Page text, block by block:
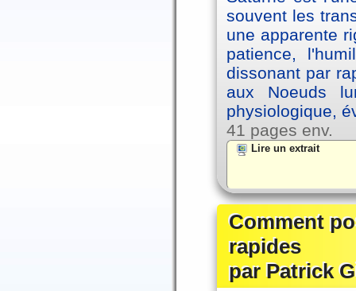
souvent les
une apparente
patience,
dissonant par
aux Noeuds
physiologique,
41 pages env.
Lire un extrait
Comment
rapides
par Patrick